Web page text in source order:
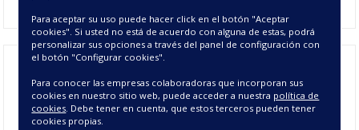
Colcha Jacquard Relax - Colchas de
Verano algodón 100%
Para aceptar su uso puede hacer click en el botón "Aceptar
cookies". Si usted no está de acuerdo con alguna de estas, podrá
personalizar sus opciones a través del panel de configuración con
el botón "Configurar cookies".
Para conocer las empresas colaboradoras que incorporan sus
cookies en nuestro sitio web, puede acceder a nuestra política de
cookies . Debe tener en cuenta, que estos terceros pueden tener
cookies propias.